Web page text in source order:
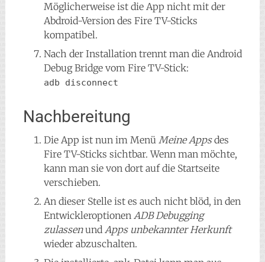
Möglicherweise ist die App nicht mit der
Abdroid-Version des Fire TV-Sticks
kompatibel.
Nach der Installation trennt man die Android
Debug Bridge vom Fire TV-Stick:
adb disconnect
Nachbereitung
Die App ist nun im Menü Meine Appsdes
Fire TV-Sticks sichtbar. Wenn man möchte,
kann man sie von dort auf die Startseite
verschieben.
An dieser Stelle ist es auch nicht blöd, in den
Entwickleroptionen ADB Debugging
zulassenund Apps unbekannter Herkunft
wieder abzuschalten.